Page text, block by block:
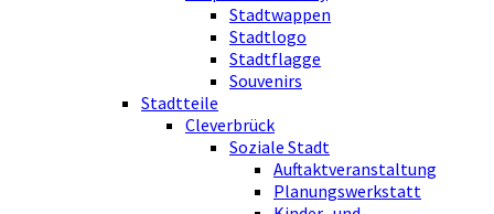
Stadtwappen
Stadtlogo
Stadtflagge
Souvenirs
Stadtteile
Cleverbrück
Soziale Stadt
Auftaktveranstaltung
Planungswerkstatt